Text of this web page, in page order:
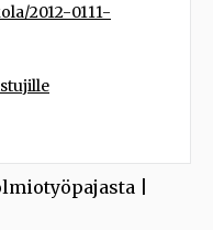
2012-0111-
|